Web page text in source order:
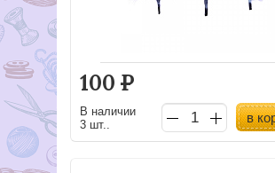
100 Р
В наличии
3 шт..
в